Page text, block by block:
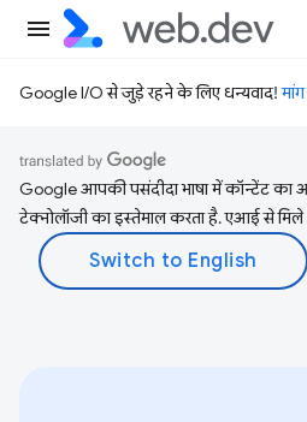
Google I/O से जुड़े रहने के लिए धन्यवाद!
Google आपकी पसंदीदा भाषा में कॉन्टेंट
टेक्नोलॉजी का इस्तेमाल करता है. एआई से मिले